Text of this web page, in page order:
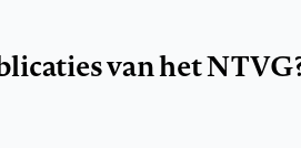
van het